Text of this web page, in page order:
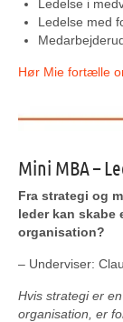
Ledelse i
Ledelse med
Hør Mie fortælle
Mini MBA –
Fra strategi og
leder kan skabe
organisation?
– Underviser:
Hvis strategi er
organisation, er